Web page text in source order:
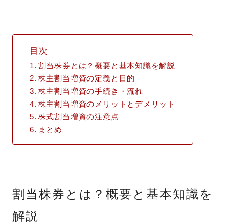
目次
割当株券とは？概要と基本知識を解説
株主割当増資の定義と目的
株主割当増資の手続き・流れ
株主割当増資のメリットとデメリット
株式割当増資の注意点
まとめ
割当株券とは？概要と基本知識を
解説